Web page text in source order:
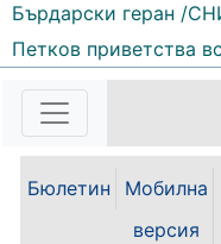
"Водоснабдяване
ООД – Враца
потребители, че
възникнала
ул."Никола
аварията. Тел.:
Бърдарски геран /
Петков приветства
Бюлетин
Мобилна
версия